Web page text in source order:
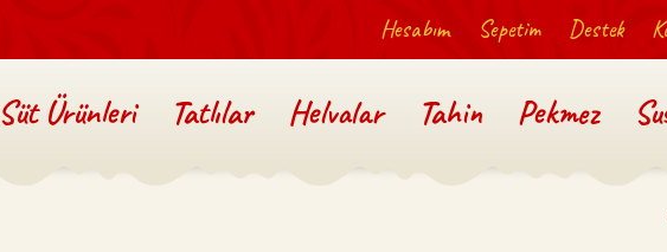
Hesabım Sepetim Destek
Süt Ürünleri Tatlılar Helvalar Tahin Pekmez